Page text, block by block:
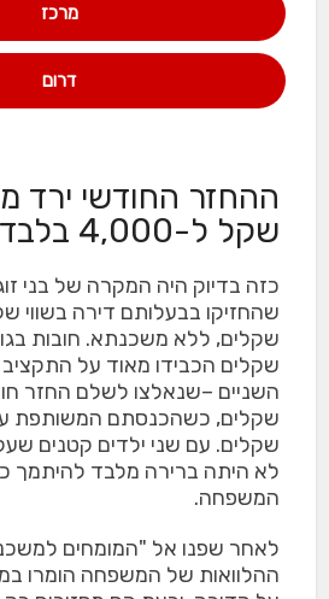
מרכז
דרום
שקל ל-4,000 בלבד
כזה בדיוק היה המקרה של בני
שקלים, ללא משכנתא. חובות
שקלים הכבידו מאוד על
שקלים. עם שני ילדים קטנים
לא היתה ברירה מלבד להיתמך
המשפחה.
לאחר שפנו אל "המומחים
ההלוואות של המשפחה הומרו